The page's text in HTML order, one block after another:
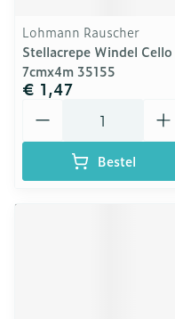
Lohmann Rauscher
Stellacrepe Windel Cello
7cmx4m 35155
€ 1,47
Bestel